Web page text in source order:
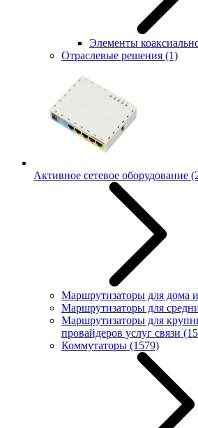
Элементы
Отраслевые решения (1)
Активное сетевое оборудование
Маршрутизаторы для дома
Маршрутизаторы для
Маршрутизаторы для
провайдеров услуг связи
Коммутаторы (1579)